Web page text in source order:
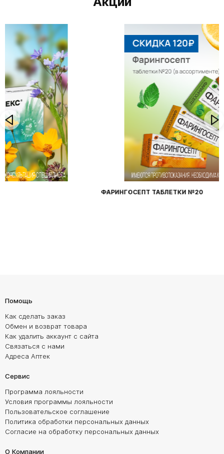
ФАРИНГОСЕПТ ТАБЛЕТКИ №20
Помощь
Как сделать заказ
Обмен и возврат товара
Как удалить аккаунт с сайта
Связаться с нами
Адреса Аптек
Сервис
Программа лояльности
Условия программы лояльности
Пользовательское соглашение
Политика обработки персональных данных
Согласие на обработку персональных данных
О Компании